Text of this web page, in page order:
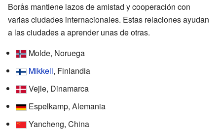
Borås mantiene lazos de amistad y cooperación con
varias ciudades internacionales. Estas relaciones ayudan
a las ciudades a aprender unas de otras.
Molde, Noruega
Mikkeli, Finlandia
Vejle, Dinamarca
Espelkamp, Alemania
Yancheng, China